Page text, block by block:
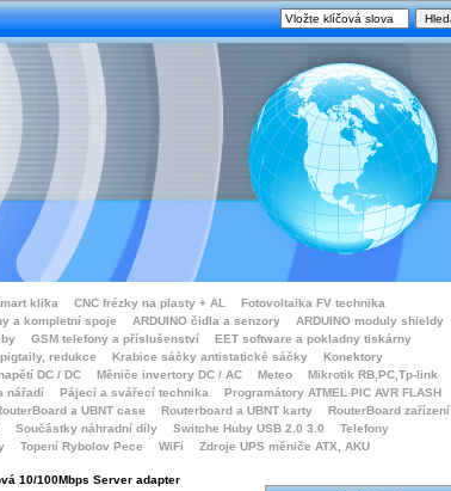
klika CNC frézky na plasty + AL
Fotovoltaika FV technika
a kompletní spoje ARDUINO čidla a senzory
ARDUINO moduly shieldy
GSM telefony a příslušenství
EET software a pokladny tiskárny
redukce Krabice sáčky antistatické sáčky
Konektory
DC / DC Měniče invertory DC / AC Meteo
Mikrotik RB,PC,Tp-link
nářadí Pájecí a svářecí technika
Programátory ATMEL PIC AVR FLASH
a UBNT case Routerboard a UBNT karty
RouterBoard zařízení
Součástky náhradní díly Switche Huby USB 2.0 3.0
Telefony
Topení Rybolov Pece WiFi Zdroje UPS měniče ATX, AKU
10/100Mbps Server adapter